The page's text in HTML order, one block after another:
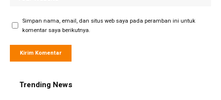
Simpan nama, email, dan situs web saya pada peramban ini untuk
komentar saya berikutnya.
Trending News